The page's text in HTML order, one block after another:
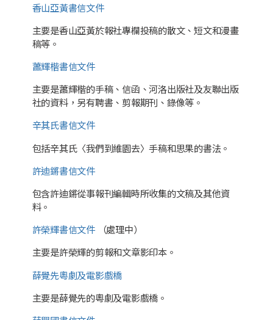
香山亞黃書信文件
主要是香山亞黃於報社專欄投稿的散文、短文和漫畫
稿等。
蕭輝楷書信文件
主要是蕭輝楷的手稿、信函、河洛出版社及友聯出版
社的資料，另有聘書、剪報期刊、錄像等。
辛其氏書信文件
包括辛其氏〈我們到維園去〉手稿和思果的書法。
許迪鏘書信文件
包含許迪鏘從事報刊編輯時所收集的文稿及其他資
料。
許榮輝書信文件（處理中）
主要是許榮輝的剪報和文章影印本。
薛覺先粵劇及電影戲橋
主要是薛覺先的粵劇及電影戲橋。